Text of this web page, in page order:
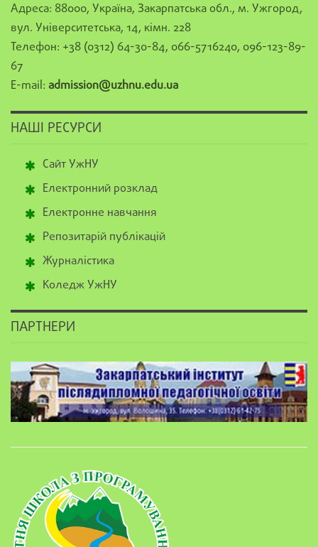
Адреса: 88000, Україна, Закарпатська обл., м. Ужгород,
вул. Університетська, 14, кімн. 228
Телефон: +38 (0312) 64-30-84, 066-5716240, 096-123-89-
67
E-mail: admission@uzhnu.edu.ua
НАШІ РЕСУРСИ
Сайт УжНУ
Електронний розклад
Електронне навчання
Репозитарій публікацій
Журналістика
Коледж УжНУ
ПАРТНЕРИ